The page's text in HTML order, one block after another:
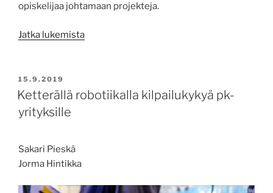
opiskelijaa johtamaan projekteja.
Jatka lukemista”Kesätyöpaja
JULKAISTU
15.9.2019
Ketterällä robotiikalla kilpailukykyä pk-
yrityksille
Sakari Pieskä
Jorma Hintikka